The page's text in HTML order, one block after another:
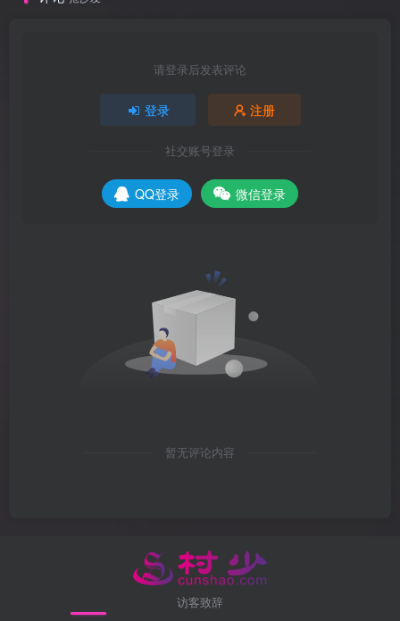
请登录后发表评论
登录 注册
社交账号登录
QQ登录 微信登录
暂无评论内容
访客致辞